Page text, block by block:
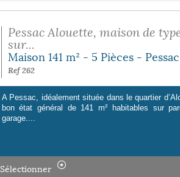
Pessac Alouette, maison de
sur...
Maison 141 m² - 5 Pièces -
Ref 262
A Pessac, idéalement située dans le quartier
bon état général de 141 m² habitables sur
garage....
Sélectionner